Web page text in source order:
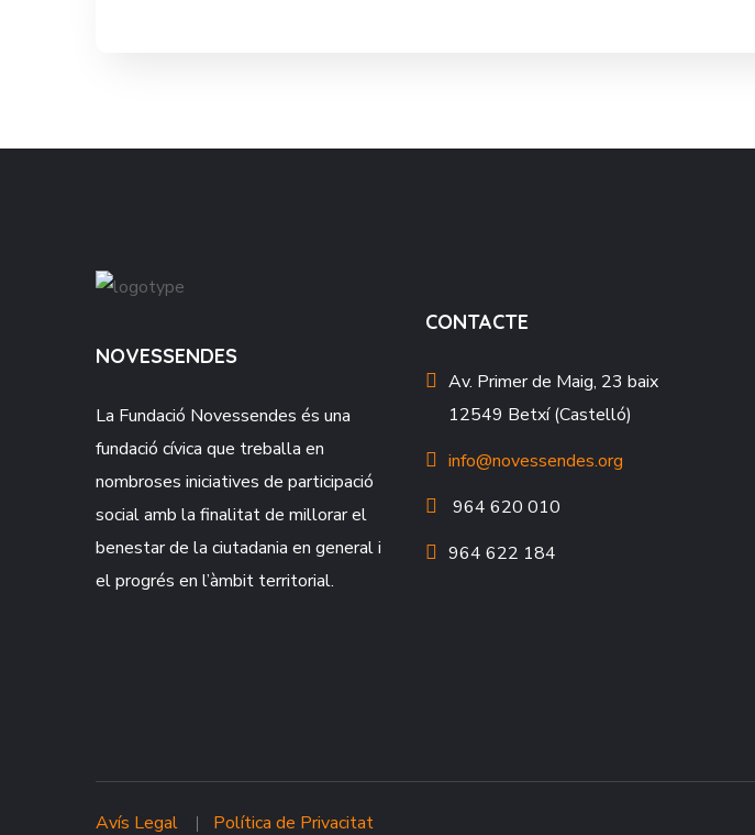
NOVESSENDES
La Fundació Novessendes és una
fundació cívica que treballa en
nombroses iniciatives de participació
social amb la finalitat de millorar el
benestar de la ciutadania en general i
el progrés en l’àmbit territorial.
CONTACTE
Av. Primer de Maig, 23 baix
12549 Betxí (Castelló)
info@novessendes.org
964 620 010
964 622 184
Avís Legal Política de Privacitat